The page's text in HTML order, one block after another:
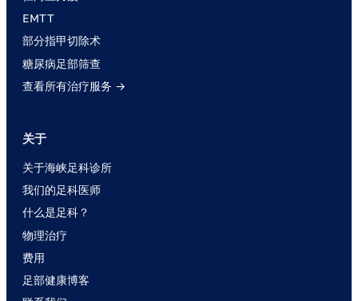
EMTT
部分指甲切除术
糖尿病足部筛查
查看所有治疗服务 →
关于
关于海峡足科诊所
我们的足科医师
什么是足科？
物理治疗
费用
足部健康博客